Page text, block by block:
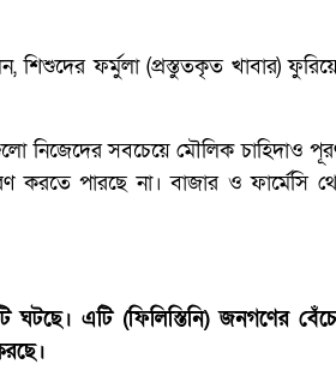
শিশুদের ফর্মুলা (প্রস্তুতকৃত খাবার)
নিজেদের সবচেয়ে মৌলিক চাহিদাও
পারছে না। বাজার ও ফার্মেসি
ঘটছে। এটি (ফিলিস্তিনি) জনগণের